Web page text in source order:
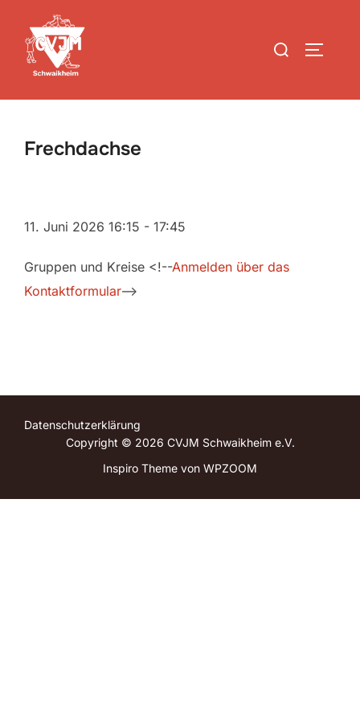
Inhalt
springen
Suchen
Frechdachse
11. Juni 2026 16:15 - 17:45
Gruppen und Kreise <!--Anmelden über das
Kontaktformular-->
Datenschutzerklärung
Copyright © 2026 CVJM Schwaikheim e.V.
Inspiro Theme von WPZOOM